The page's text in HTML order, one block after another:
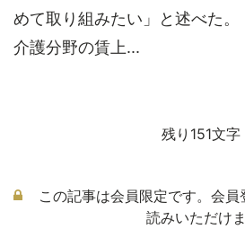
めて取り組みたい」と述べた
介護分野の賃上...
残り151文字
この記事は会員限定です。会
読みいただけま